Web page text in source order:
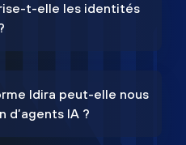
t-elle les identités
Idira peut-elle nous
d’agents IA ?